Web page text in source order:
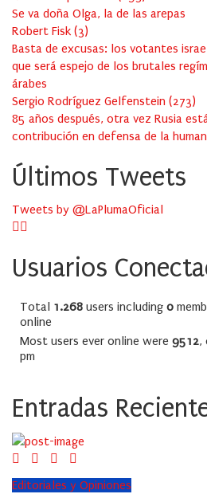
Se va doña Olga, la de las arepas
Robert Fisk (3)
Basta de excusas: los votantes
que será espejo de los brutales
árabes
Sergio Rodríguez Gelfenstein (273)
85 años después, otra vez Rusia
contribución en defensa de la
Últimos Tweets
Tweets by @LaPlumaOficial
Usuarios
Total 1.268 users including 0
online
Most users ever online were 9512,
pm
Entradas
Editoriales y Opiniones